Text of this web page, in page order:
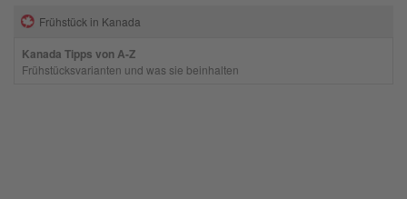
Frühstück in Kanada
Kanada Tipps von A-Z
Frühstücksvarianten und was sie beinhalten